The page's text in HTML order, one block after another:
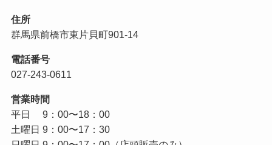
住所
群馬県前橋市東片貝町901-14
電話番号
027-243-0611
営業時間
平日 9：00〜18：00
土曜日 9：00〜17：30